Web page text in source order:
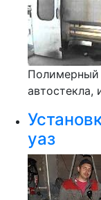
Полимерный
автостекла,
уаз